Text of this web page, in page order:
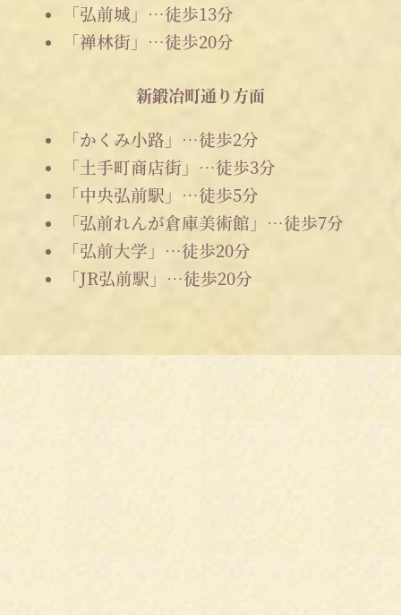
「弘前城」…徒歩13分
「禅林街」…徒歩20分
新鍛冶町通り方面
「かくみ小路」…徒歩2分
「土手町商店街」…徒歩3分
「中央弘前駅」…徒歩5分
「弘前れんが倉庫美術館」…徒歩7分
「弘前大学」…徒歩20分
「JR弘前駅」…徒歩20分